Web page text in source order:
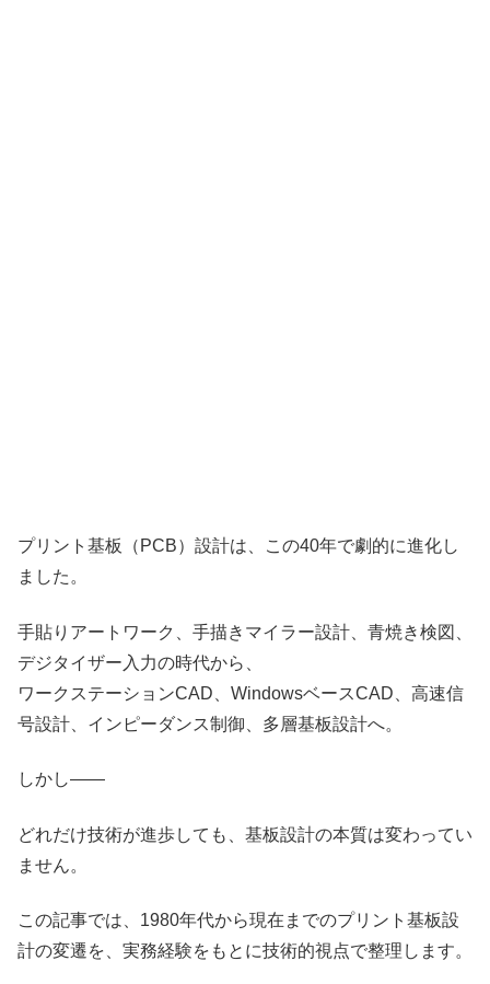
プリント基板（PCB）設計は、この40年で劇的に進化し
ました。
手貼りアートワーク、手描きマイラー設計、青焼き検図、
デジタイザー入力の時代から、
ワークステーションCAD、WindowsベースCAD、高速信
号設計、インピーダンス制御、多層基板設計へ。
しかし――
どれだけ技術が進歩しても、基板設計の本質は変わってい
ません。
この記事では、1980年代から現在までのプリント基板設
計の変遷を、実務経験をもとに技術的視点で整理します。